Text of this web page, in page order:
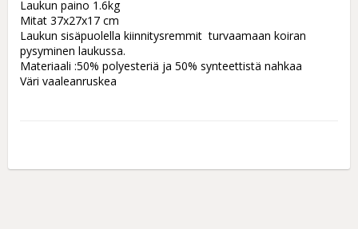
Laukun paino 1.6kg
Mitat 37x27x17 cm
Laukun sisäpuolella kiinnitysremmit  turvaamaan koiran
pysyminen laukussa.
Materiaali :50% polyesteriä ja 50% synteettistä nahkaa
Väri vaaleanruskea